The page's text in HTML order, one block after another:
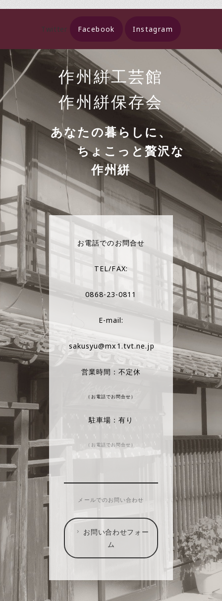
Twitter Facebook Instagram
作州絣工芸館
作州絣保存会
あなたの暮らしに、
ちょこっと贅沢な
作州絣
お電話でのお問合せ
TEL/FAX:
0868-23-0811
E-mail:
sakusyu@mx1.tvt.ne.jp
営業時間：不定休
（お電話でお問合せ）
駐車場：有り
（お電話でお問合せ）
メールでのお問い合わせ
お問い合わせフォー
ム